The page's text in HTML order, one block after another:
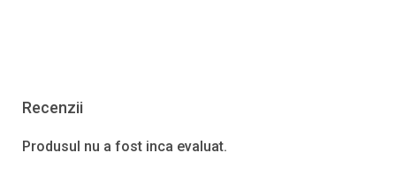
Recenzii
Produsul nu a fost inca evaluat.